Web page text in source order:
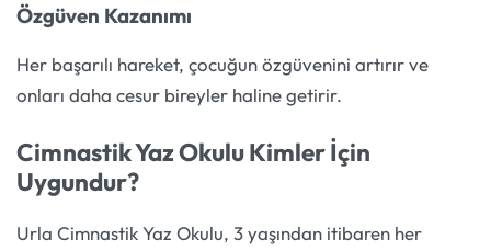
Özgüven Kazanımı
Her başarılı hareket, çocuğun özgüvenini artırır ve
onları daha cesur bireyler haline getirir.
Cimnastik Yaz Okulu Kimler İçin
Uygundur?
Urla Cimnastik Yaz Okulu, 3 yaşından itibaren her